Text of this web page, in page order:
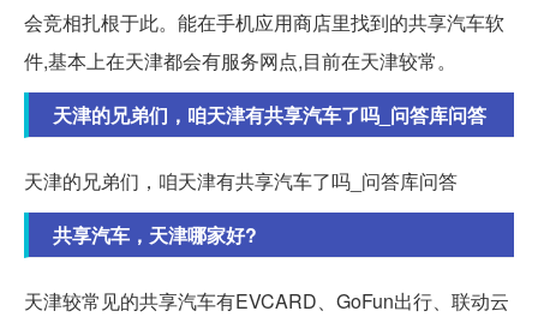
会竞相扎根于此。能在手机应用商店里找到的共享汽车软
件,基本上在天津都会有服务网点,目前在天津较常。
天津的兄弟们，咱天津有共享汽车了吗_问答库问答
天津的兄弟们，咱天津有共享汽车了吗_问答库问答
共享汽车，天津哪家好?
天津较常见的共享汽车有EVCARD、GoFun出行、联动云